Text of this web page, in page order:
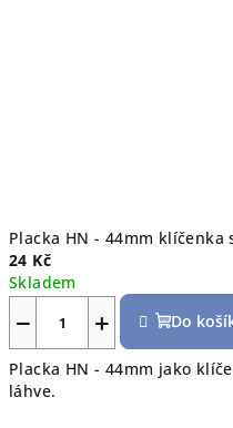
Placka HN - 44mm klíčenka
24 Kč
Skladem
+
− Do
Placka HN - 44mm jako
láhve.